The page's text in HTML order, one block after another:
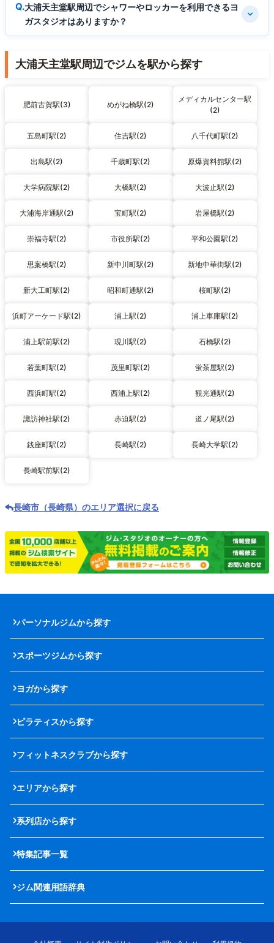
大浦天主堂駅周辺でシャワーやロッカーを利用できるヨ
ガスタジオはありますか？
大浦天主堂駅周辺でジムを駅から探す
肥前古賀駅(3) めがね橋駅(2)
メディカルセンター駅
(2)
五島町駅(2) 住吉駅(2) 八千代町駅(2)
出島駅(2) 千歳町駅(2) 原爆資料館駅(2)
大学病院駅(2) 大橋駅(2) 大波止駅(2)
大浦海岸通駅(2) 宝町駅(2) 岩屋橋駅(2)
崇福寺駅(2) 市役所駅(2) 平和公園駅(2)
思案橋駅(2) 新中川町駅(2) 新地中華街駅(2)
新大工町駅(2) 昭和町通駅(2) 桜町駅(2)
浜町アーケード駅(2) 浦上駅(2) 浦上車庫駅(2)
浦上駅前駅(2) 現川駅(2) 石橋駅(2)
若葉町駅(2) 茂里町駅(2) 蛍茶屋駅(2)
西浜町駅(2) 西浦上駅(2) 観光通駅(2)
諏訪神社駅(2) 赤迫駅(2) 道ノ尾駅(2)
銭座町駅(2) 長崎駅(2) 長崎大学駅(2)
長崎駅前駅(2)
長崎市（長崎県）のエリア選択に戻る
パーソナルジムから探す
スポーツジムから探す
ヨガから探す
ピラティスから探す
フィットネスクラブから探す
エリアから探す
系列店から探す
特集記事一覧
ジム関連用語辞典